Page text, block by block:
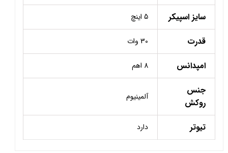
سایز اسپیکر 5 اینچ
قدرت 30 وات
امپدانس 8 اهم
جنس
روکش
آلمینیوم
تیوتر دارد